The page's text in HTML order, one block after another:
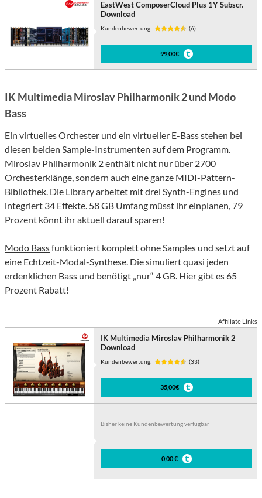
EastWest ComposerCloud Plus 1Y Subscr.
Download
Kundenbewertung: (6)
99,00€
IK Multimedia Miroslav Philharmonik 2 und Modo
Bass
Ein virtuelles Orchester und ein virtueller E-Bass stehen bei
diesen beiden Sample-Instrumenten auf dem Programm.
Miroslav Philharmonik 2enthält nicht nur über 2700
Orchesterklänge, sondern auch eine ganze MIDI-Pattern-
Bibliothek. Die Library arbeitet mit drei Synth-Engines und
integriert 34 Effekte. 58 GB Umfang müsst ihr einplanen, 79
Prozent könnt ihr aktuell darauf sparen!
Modo Bassfunktioniert komplett ohne Samples und setzt auf
eine Echtzeit-Modal-Synthese. Die simuliert quasi jeden
erdenklichen Bass und benötigt „nur“ 4 GB. Hier gibt es 65
Prozent Rabatt!
Affiliate Links
IK Multimedia Miroslav Philharmonik 2
Download
Kundenbewertung: (33)
35,00€
Bisher keine Kundenbewertung verfügbar
0,00 €